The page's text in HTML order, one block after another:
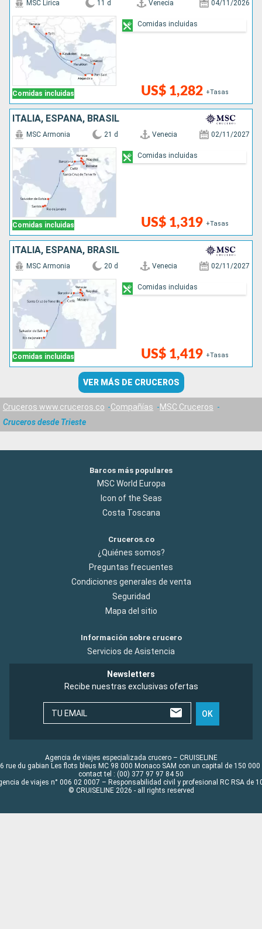
Comidas incluidas
MSC Lirica 11 d Venecia 04/11/2026
US$ 1,282 +Tasas
Comidas incluidas
ITALIA, ESPAÑA, BRASIL
Comidas incluidas
MSC Armonia 21 d Venecia 02/11/2027
US$ 1,319 +Tasas
Comidas incluidas
ITALIA, ESPAÑA, BRASIL
Comidas incluidas
MSC Armonia 20 d Venecia 02/11/2027
US$ 1,419 +Tasas
Comidas incluidas
VER MÁS DE CRUCEROS
Cruceros www.cruceros.co Compañías
MSC Cruceros
Cruceros desde Trieste
Barcos más populares
MSC World Europa
Icon of the Seas
Costa Toscana
Cruceros.co
¿Quiénes somos?
Preguntas frecuentes
Condiciones generales de venta
Seguridad
Mapa del sitio
Información sobre crucero
Servicios de Asistencia
Newsletters
Recibe nuestras exclusivas ofertas
TU EMAIL OK
Agencia de viajes especializada crucero – CRUISELINE
rue du gabian Les flots bleus MC 98 000 Monaco SAM con un capital de 150 000
contact tel : (00) 377 97 97 84 50
de viajes n° 006 02 0007 – Responsabilidad civil y profesional RC RSA de
© CRUISELINE 2026 - all rights reserved